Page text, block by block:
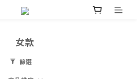
女款
篩選